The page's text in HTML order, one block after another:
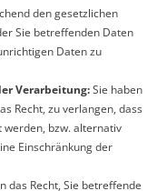
den gesetzlichen
Sie betreffenden Daten
Daten zu
Verarbeitung:Sie haben
Recht, zu verlangen, dass
bzw. alternativ
Einschränkung der
das Recht, Sie betreffende